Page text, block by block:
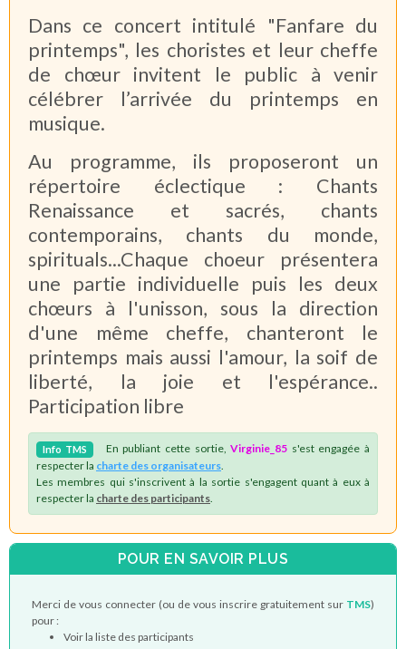
Dans ce concert intitulé "Fanfare du
printemps", les choristes et leur cheffe
de chœur invitent le public à venir
célébrer l’arrivée du printemps en
musique.
Au programme, ils proposeront un
répertoire éclectique : Chants
Renaissance et sacrés, chants
contemporains, chants du monde,
spirituals...Chaque choeur présentera
une partie individuelle puis les deux
chœurs à l'unisson, sous la direction
d'une même cheffe, chanteront le
printemps mais aussi l'amour, la soif de
liberté, la joie et l'espérance..
Participation libre
Info TMS En publiant cette sortie,Virginie_85 s'est engagée à
respecter la charte des organisateurs
Les membres qui s'inscrivent à la sortie s'engagent quant à eux à
respecter la charte des participants
POUR EN SAVOIR PLUS
Merci de vous connecter (ou de vous inscrire gratuitement sur TMS)
pour :
Voir la liste des participants